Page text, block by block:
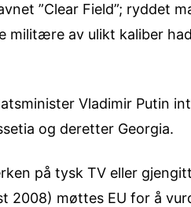
”Clear Field”; ryddet
militære av ulikt kaliber
Vladimir Putin
og deretter Georgia.
på tysk TV eller
2008) møttes EU for å